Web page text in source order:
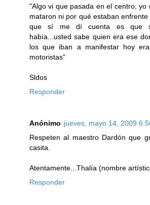
"Algo vi que pasada en el centro,
mataron ni por qué estaban
que sí me dí cuenta es que
había...usted sabe quien era ese
los que iban a manifestar hoy
motoristas"
Sldos
Responder
Anónimo jueves, mayo 14, 2009
Respeten al maestro Dardón que
casita.
Atentamente...Thalía (nombre
Responder